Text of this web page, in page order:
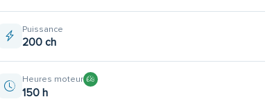
Puissance
200 ch
Heures moteur
150 h